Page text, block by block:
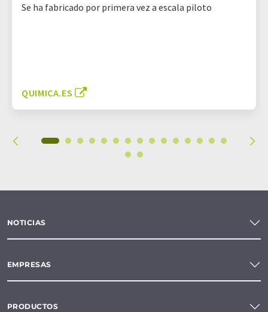
Se ha fabricado por primera vez a escala piloto
QUIMICA.ES
NOTICIAS
EMPRESAS
PRODUCTOS